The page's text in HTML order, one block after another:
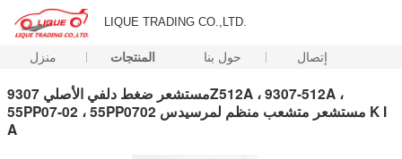
LIQUE TRADING CO.,LTD.
منزل المنتجات حول بنا إتصال
مستشعر ضغط دلفي الأصلي 9307Z512A ، 9307-512A ،
55PP07-02 ، 55PP0702 مستشعر متشعب منظم لمرسيدس K I
A